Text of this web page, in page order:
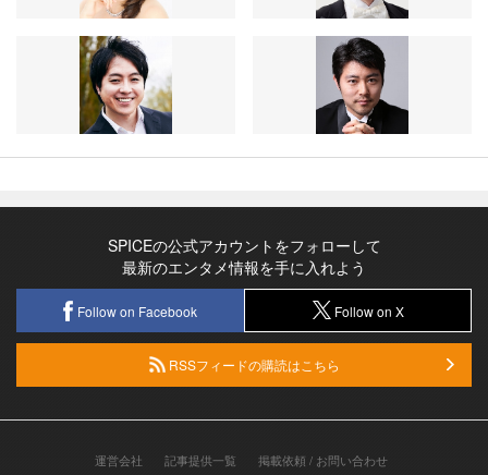
SPICEの公式アカウントをフォローして
最新のエンタメ情報を手に入れよう
Follow on Facebook Follow on X
RSSフィードの購読はこちら
運営会社 記事提供一覧 掲載依頼 / お問い合わせ